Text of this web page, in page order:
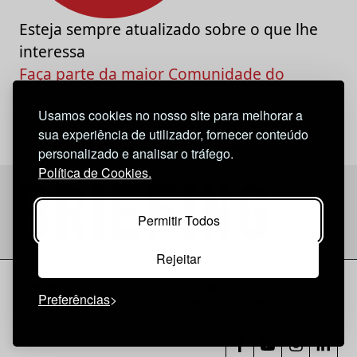
Usamos cookies no nosso site para melhorar a
sua experiência de utilizador, fornecer conteúdo
personalizado e analisar o tráfego.
Política de Cookies.
Permitir Todos
Rejeitar
Preferências
Esteja sempre atualizado sobre o que lhe
interessa
Faça parte da maior Comunidade do
Política de Cookies